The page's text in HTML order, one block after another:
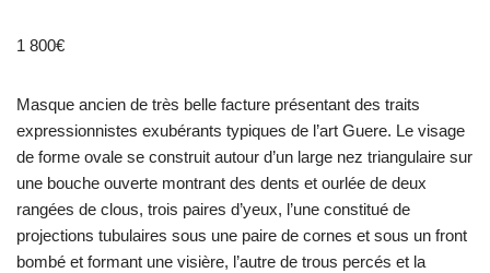
1 800€
Masque ancien de très belle facture présentant des traits
expressionnistes exubérants typiques de l’art Guere. Le visage
de forme ovale se construit autour d’un large nez triangulaire sur
une bouche ouverte montrant des dents et ourlée de deux
rangées de clous, trois paires d’yeux, l’une constitué de
projections tubulaires sous une paire de cornes et sous un front
bombé et formant une visière, l’autre de trous percés et la